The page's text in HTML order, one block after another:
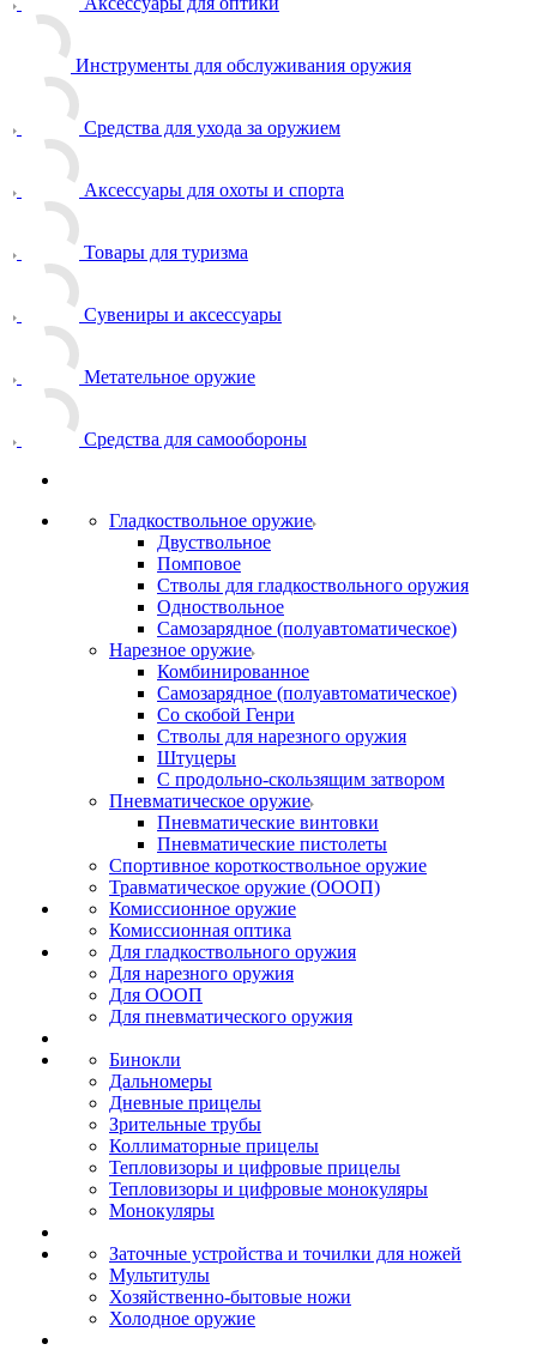
Инструменты для обслуживания оружия
Средства для ухода за оружием
Аксессуары для охоты и спорта
Товары для туризма
Сувениры и аксессуары
Метательное оружие
Средства для самообороны
Гладкоствольное оружие
Двуствольное
Помповое
Стволы для гладкоствольного оружия
Одноствольное
Самозарядное (полуавтоматическое)
Нарезное оружие
Комбинированное
Самозарядное (полуавтоматическое)
Со скобой Генри
Стволы для нарезного оружия
Штуцеры
С продольно-скользящим затвором
Пневматическое оружие
Пневматические винтовки
Пневматические пистолеты
Спортивное короткоствольное оружие
Травматическое оружие (ОООП)
Комиссионное оружие
Комиссионная оптика
Для гладкоствольного оружия
Для нарезного оружия
Для ОООП
Для пневматического оружия
Бинокли
Дальномеры
Дневные прицелы
Зрительные трубы
Коллиматорные прицелы
Тепловизоры и цифровые прицелы
Тепловизоры и цифровые монокуляры
Монокуляры
Заточные устройства и точилки для ножей
Мультитулы
Хозяйственно-бытовые ножи
Холодное оружие